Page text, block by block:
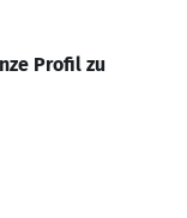
Profil zu